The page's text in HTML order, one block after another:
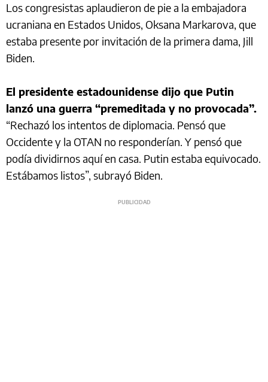
Los congresistas aplaudieron de pie a la embajadora
ucraniana en Estados Unidos, Oksana Markarova, que
estaba presente por invitación de la primera dama, Jill
Biden.
El presidente estadounidense dijo que Putin
lanzó una guerra “premeditada y no provocada”.
“Rechazó los intentos de diplomacia. Pensó que
Occidente y la OTAN no responderían. Y pensó que
podía dividirnos aquí en casa. Putin estaba equivocado.
Estábamos listos”, subrayó Biden.